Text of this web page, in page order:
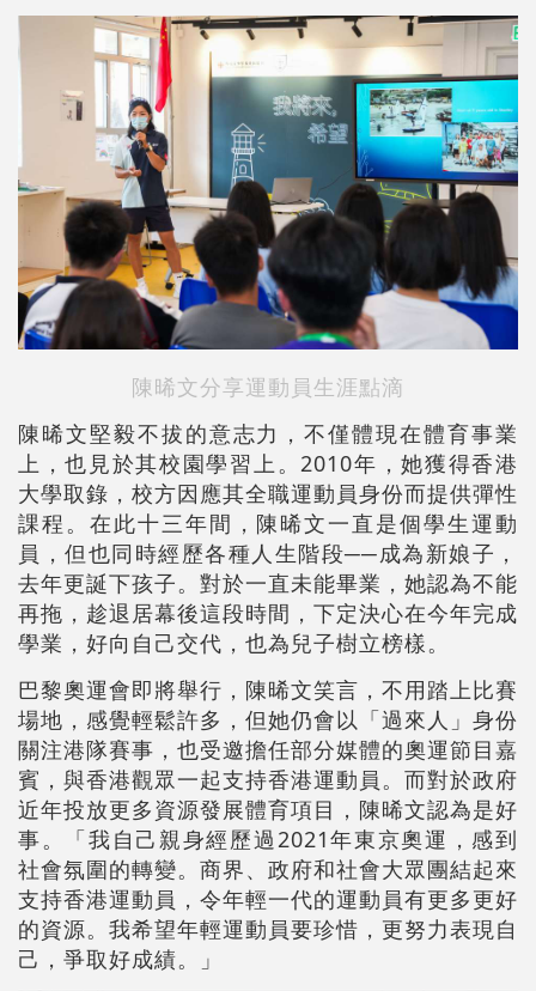
陳晞文分享運動員生涯點滴
陳晞文堅毅不拔的意志力，不僅體現在體育事業
上，也見於其校園學習上。2010年，她獲得香港
大學取錄，校方因應其全職運動員身份而提供彈性
課程。在此十三年間，陳晞文一直是個學生運動
員，但也同時經歷各種人生階段──成為新娘子，
去年更誕下孩子。對於一直未能畢業，她認為不能
再拖，趁退居幕後這段時間，下定決心在今年完成
學業，好向自己交代，也為兒子樹立榜樣。
巴黎奧運會即將舉行，陳晞文笑言，不用踏上比賽
場地，感覺輕鬆許多，但她仍會以「過來人」身份
關注港隊賽事，也受邀擔任部分媒體的奧運節目嘉
賓，與香港觀眾一起支持香港運動員。而對於政府
近年投放更多資源發展體育項目，陳晞文認為是好
事。「我自己親身經歷過2021年東京奧運，感到
社會氛圍的轉變。商界、政府和社會大眾團結起來
支持香港運動員，令年輕一代的運動員有更多更好
的資源。我希望年輕運動員要珍惜，更努力表現自
己，爭取好成績。」